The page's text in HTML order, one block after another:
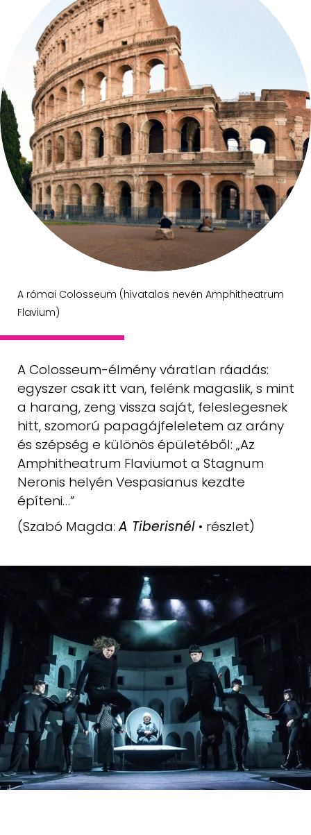
A római Colosseum (hivatalos nevén Amphitheatrum
Flavium)
A Colosseum-élmény váratlan ráadás:
egyszer csak itt van, felénk magaslik,s mint
a harang, zeng vissza saját, feleslegesnek
hitt, szomorú papagájfeleletem az arány
és szépség e különös épületéből: „Az
Amphitheatrum Flaviumot a Stagnum
Neronis helyén Vespasianus kezdte
építeni…”
(Szabó Magda:A Tiberisnél • részlet)